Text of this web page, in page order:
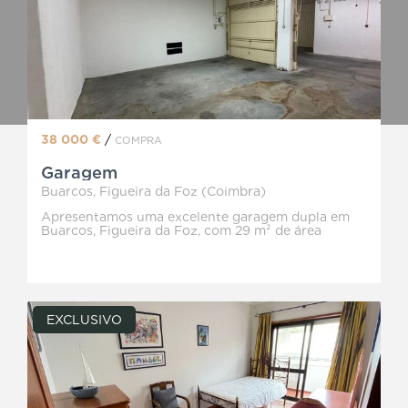
Dinâmico Mediação Imobiliária Unipessoal, Lda
38 000 € / COMPRA
Garagem
Buarcos, Figueira da Foz (Coimbra)
Apresentamos uma excelente garagem dupla em
Buarcos, Figueira da Foz, com 29 m² de área
potencial de rentabilidade. Com espaço generoso
e uma configuração inteligente, esta garagem
permite o estacionamento de duas viaturas lado
a lado ou a criação de uma zona mista entre
estacionamento e arrumação. Principais
características: Garagem dupla com 29 m²; Dois
portões independentes, permitindo a utilização
do espaço de forma autónoma ou dividida;
EXCLUSIVO